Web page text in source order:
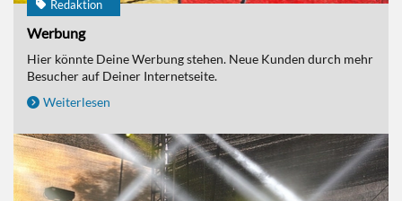
Redaktion
Werbung
Hier könnte Deine Werbung stehen. Neue Kunden durch mehr
Besucher auf Deiner Internetseite.
Weiterlesen